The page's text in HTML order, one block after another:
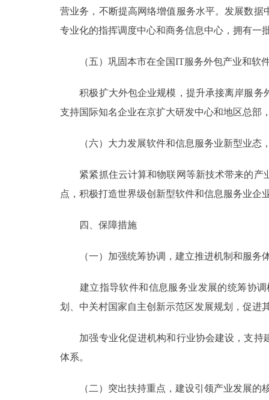
营业务，不断提高网络增值服务水平。发展数
专业化的指挥调度中心和商务信息中心，拥有一
（五）巩固本市在全国IT服务外包产业和软件
积极扩大外包企业规模，提升承接离岸服务
支持国际知名企业在京扩大研发中心和地区总
（六）大力发展软件和信息服务业新型业态
紧紧抓住云计算和物联网等新技术带来的产
点，积极打造世界级创新型软件和信息服务业企
四、保障措施
（一）加强统筹协调，建立推进机制和服务
建立指导软件和信息服务业发展的统筹协调
划、中关村国家自主创新示范区发展规划，促进
加强专业化促进机构和行业协会建设，支持
体系。
（二）突出扶持重点，建设引领产业发展的